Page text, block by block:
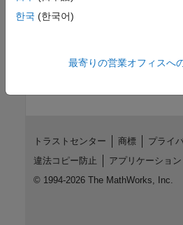
Variable Resistor
한국 (한국어)
最寄りの営業オフィスへ
トラストセンター 商標
プライ
違法コピー防止
アプリケーショ
© 1994-2026 The MathWorks, Inc.